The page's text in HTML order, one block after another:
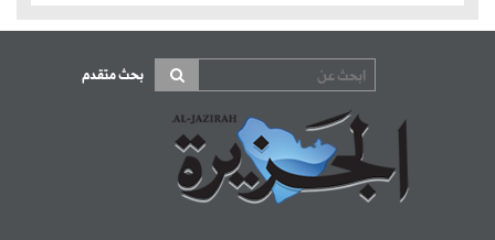
بحث متقدم